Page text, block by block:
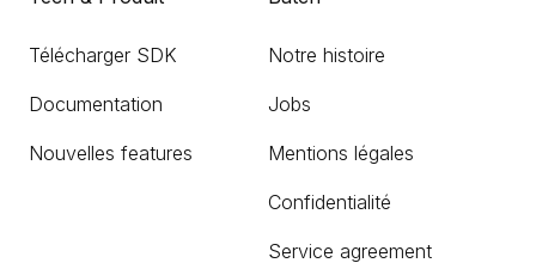
Télécharger SDK
Documentation
Nouvelles features
Notre histoire
Jobs
Mentions légales
Confidentialité
Service agreement